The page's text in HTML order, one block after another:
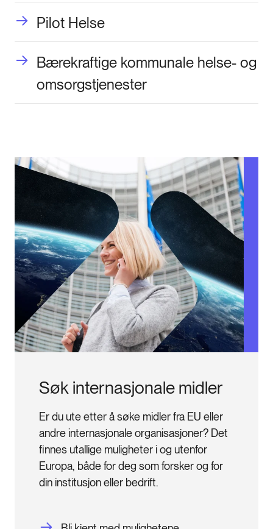
Pilot Helse
Bærekraftige kommunale helse- og
omsorgstjenester
Søk internasjonale midler
Er du ute etter å søke midler fra EU eller
andre internasjonale organisasjoner? Det
finnes utallige muligheter i og utenfor
Europa, både for deg som forsker og for
din institusjon eller bedrift.